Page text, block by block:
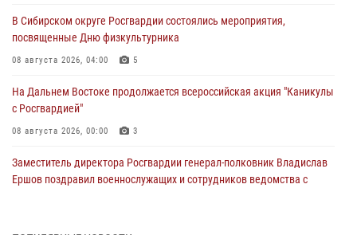
В Сибирском округе Росгвардии состоялись мероприятия,
посвященные Дню физкультурника
08 августа 2026, 04:00 5
На Дальнем Востоке продолжается всероссийская акция "Каникулы
с Росгвардией"
08 августа 2026, 00:00 3
Заместитель директора Росгвардии генерал-полковник Владислав
Ершов поздравил военнослужащих и сотрудников ведомства с